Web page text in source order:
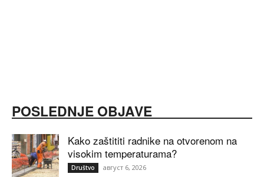
POSLEDNJE OBJAVE
Kako zaštititi radnike na otvorenom na
visokim temperaturama?
Društvo август 6, 2026